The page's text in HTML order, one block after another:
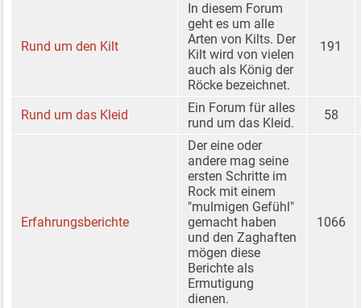
Rund um den Kilt
In diesem Forum
geht es um alle
Arten von Kilts. Der
Kilt wird von vielen
auch als König der
Röcke bezeichnet.
191
Rund um das Kleid
Ein Forum für alles
rund um das Kleid.
58
Erfahrungsberichte
Der eine oder
andere mag seine
ersten Schritte im
Rock mit einem
"mulmigen Gefühl"
gemacht haben
und den Zaghaften
mögen diese
Berichte als
Ermutigung
dienen.
1066